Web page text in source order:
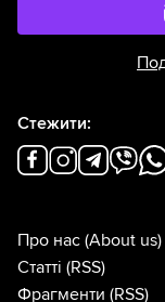
Стежити:
Про нас (About us)
Статті (RSS)
Фрагменти (RSS)